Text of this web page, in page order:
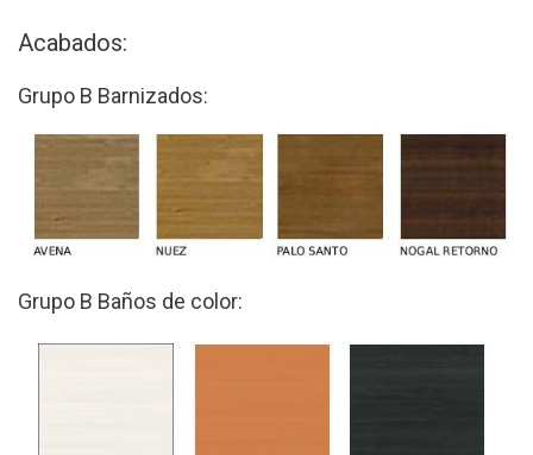
Acabados:
Grupo B Barnizados:
Grupo B Baños de color: